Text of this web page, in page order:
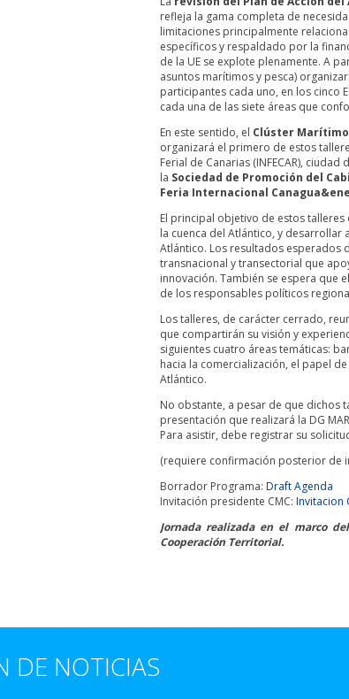
refleja la gama completa de
limitaciones principalmente
específicos y respaldado por la
de la UE se explote plenamente. A
asuntos marítimos y pesca)
participantes cada uno, en los cinco
cada una de las siete áreas que
En este sentido, el Clúster
organizará el primero de estos
Ferial de Canarias (INFECAR),
la Sociedad de Promoción del
Feria Internacional
El principal objetivo de estos
la cuenca del Atlántico, y desarrollar
Atlántico. Los resultados esperados
transnacional y transectorial que
innovación. También se espera que
de los responsables políticos
Los talleres, de carácter cerrado,
que compartirán su visión y
siguientes cuatro áreas temáticas:
hacia la comercialización, el papel
Atlántico.
No obstante, a pesar de que dichos
presentación que realizará la DG
Para asistir, debe registrar su
(requiere confirmación posterior de
Borrador Programa: Draft Agenda
Invitación presidente CMC: Invitacion
Jornada realizada en el marco
Cooperación Territorial.
DE NOTICIAS